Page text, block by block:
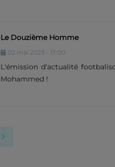
Le Douzième Homme
02 mai 2023 - 17:00
L'émission d'actualité
Mohammed !